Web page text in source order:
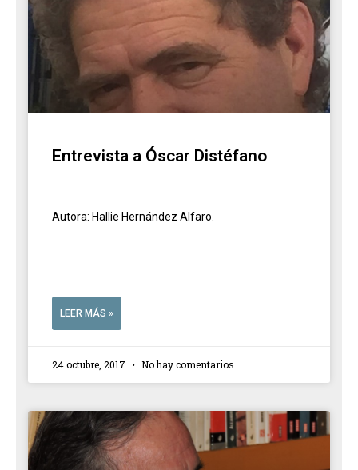
Entrevista a Óscar Distéfano
Autora: Hallie Hernández Alfaro.
LEER MÁS »
24 octubre, 2017 No hay comentarios